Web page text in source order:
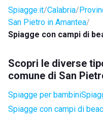
Spiagge.it Calabria
San Pietro in Amantea
Spiagge con campi di
Scopri le diverse
comune di San
Spiagge per bambini
Spiagge con campi di